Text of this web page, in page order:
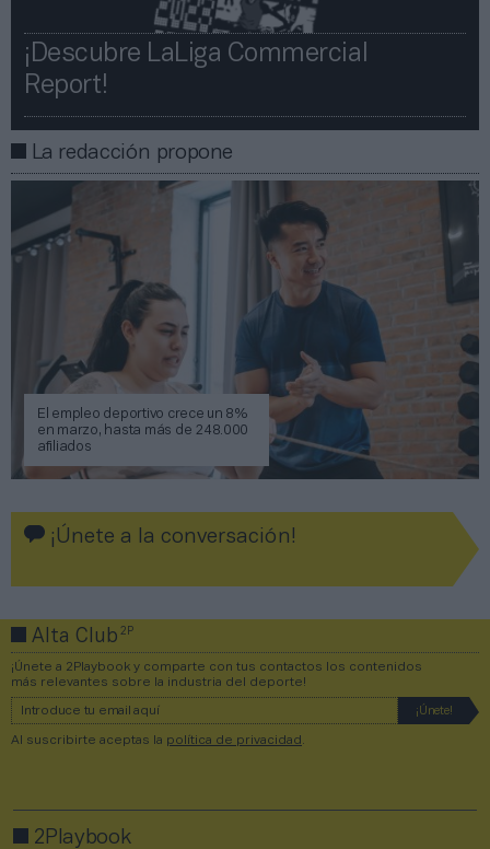
¡Descubre LaLiga Commercial
Report!​​
La redacción propone
El empleo deportivo crece un 8%
en marzo, hasta más de 248.000
afiliados
¡Únete a la conversación!
Alta Club2P
¡Únete a 2Playbook y comparte con tus contactos los contenidos
más relevantes sobre la industria del deporte!
Al suscribirte aceptas la política de privacidad
2Playbook